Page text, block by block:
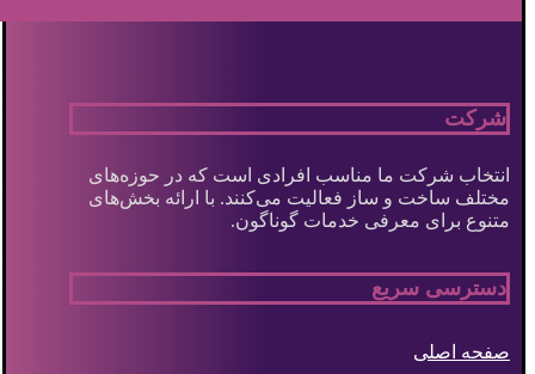
شرکت
انتخاب شرکت ما مناسب افرادی است که در حوزه‌های
مختلف ساخت و ساز فعالیت می‌کنند. با ارائه بخش‌های
متنوع برای معرفی خدمات گوناگون.
دسترسی سریع
صفحه اصلی